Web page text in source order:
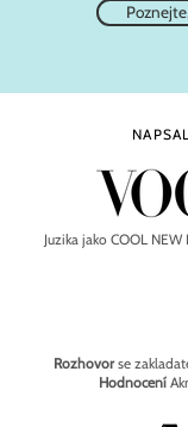
Juzika jako COOL
Rozhovorse
Hodnocení